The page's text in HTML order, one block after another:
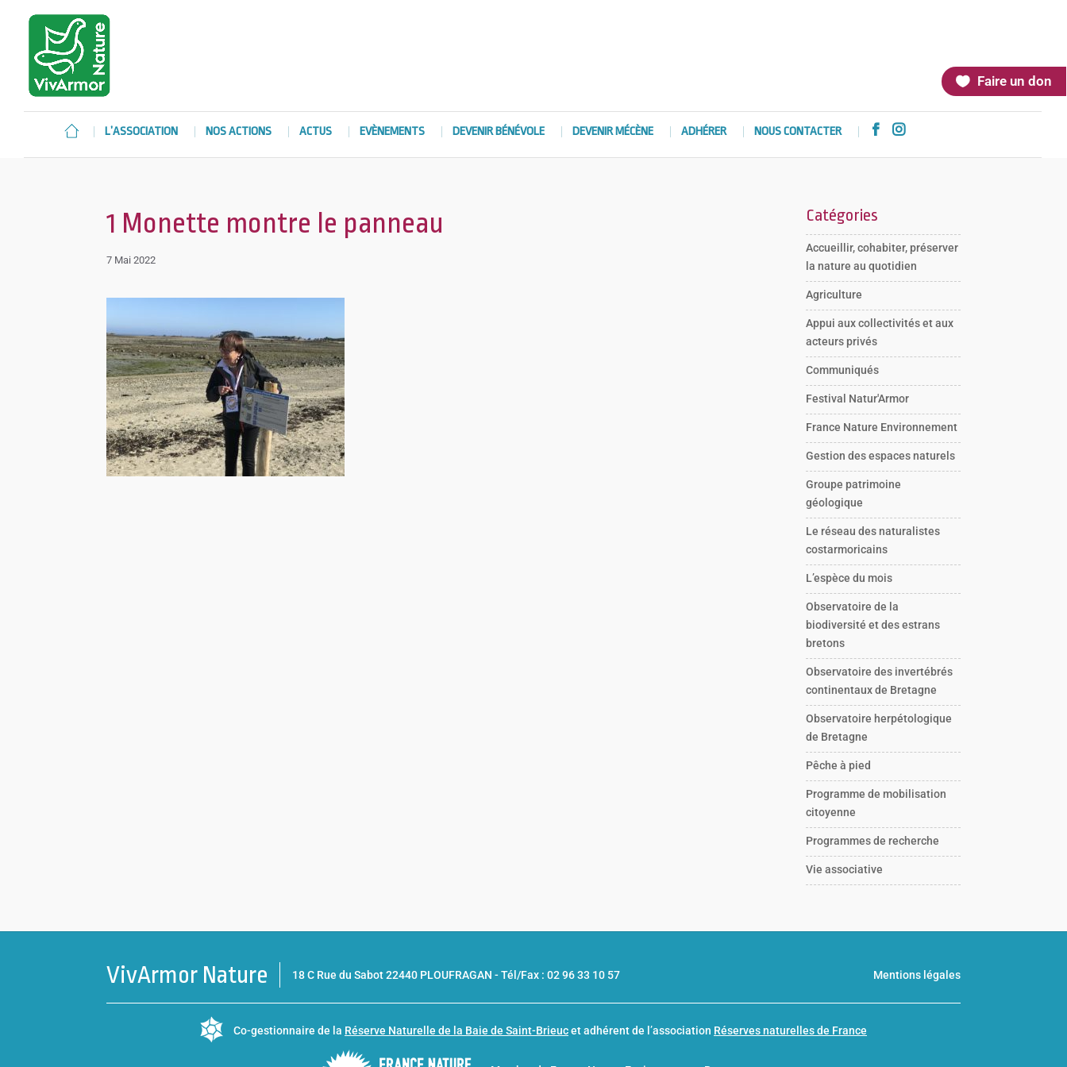
Faire un don
L’ASSOCIATION NOS ACTIONS ACTUS EVÈNEMENTS DEVENIR BÉNÉVOLE DEVENIR MÉCÈNE ADHÉRER NOUS CONTACTER  
1 Monette montre le panneau
7 Mai 2022
Catégories
Accueillir, cohabiter, préserver
la nature au quotidien
Agriculture
Appui aux collectivités et aux
acteurs privés
Communiqués
Festival Natur'Armor
France Nature Environnement
Gestion des espaces naturels
Groupe patrimoine
géologique
Le réseau des naturalistes
costarmoricains
L’espèce du mois
Observatoire de la
biodiversité et des estrans
bretons
Observatoire des invertébrés
continentaux de Bretagne
Observatoire herpétologique
de Bretagne
Pêche à pied
Programme de mobilisation
citoyenne
Programmes de recherche
Vie associative
VivArmor Nature 18 C Rue du Sabot 22440 PLOUFRAGAN -Tél/Fax : 02 96 33 10 57 Mentions légales
Co-gestionnaire de la Réserve Naturelle de la Baie de Saint-Brieucet adhérent de l’association Réserves naturelles de France